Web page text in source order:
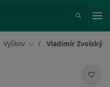
Vyškov Změna města
Vladimír Zvolský